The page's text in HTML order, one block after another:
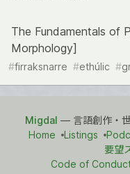
The Fundamentals of
Morphology]
#firraksnarre #ethúlic #
Migdal — 言語創作・
Home
Listings
要望
Code of